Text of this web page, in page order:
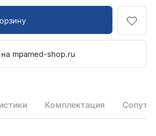
Комплектация
на mpamed-shop.ru